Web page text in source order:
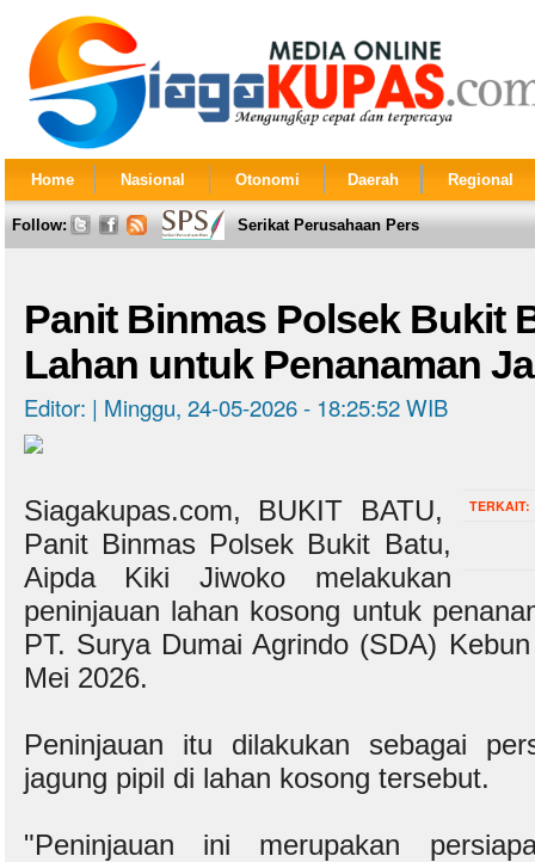
Home Nasional Otonomi Daerah Regional
Follow: Serikat Perusahaan Pers
Panit Binmas Polsek Bukit
Lahan untuk Penanaman
Editor: | Minggu, 24-05-2026 - 18:25:52 WIB
TERKAIT:
Siagakupas.com, BUKIT BATU,
Panit Binmas Polsek Bukit Batu,
Aipda Kiki Jiwoko melakukan
peninjauan lahan kosong untuk
PT. Surya Dumai Agrindo (SDA)
Mei 2026.
Peninjauan itu dilakukan sebagai
jagung pipil di lahan kosong tersebut.
"Peninjauan ini merupakan